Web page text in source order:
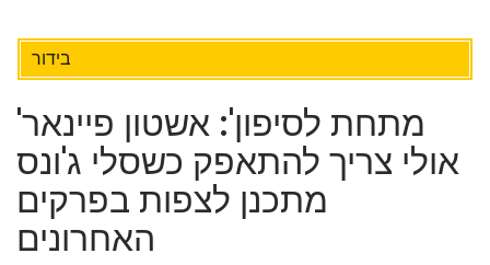
בידור
'מתחת לסיפון': אשטון פיינאר
אולי צריך להתאפק כשסלי ג'ונס
מתכנן לצפות בפרקים
האחרונים